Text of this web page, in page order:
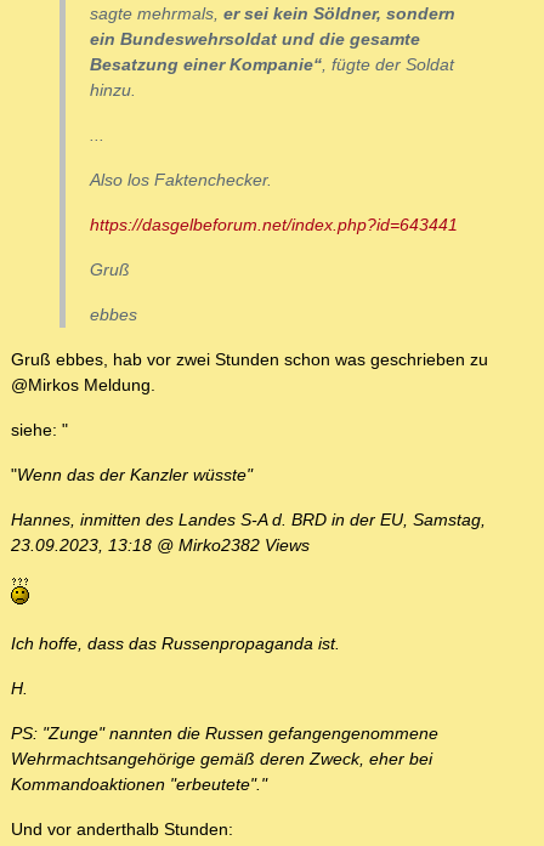
sagte mehrmals, er sei kein Söldner, sondern
ein Bundeswehrsoldat und die gesamte
Besatzung einer Kompanie“, fügte der Soldat
hinzu.
...
Also los Faktenchecker.
https://dasgelbeforum.net/index.php?id=643441
Gruß
ebbes
Gruß ebbes, hab vor zwei Stunden schon was geschrieben zu
@Mirkos Meldung.
siehe: "
"Wenn das der Kanzler wüsste"
Hannes, inmitten des Landes S-A d. BRD in der EU, Samstag,
23.09.2023, 13:18 @ Mirko2382 Views
Ich hoffe, dass das Russenpropaganda ist.
H.
PS: "Zunge" nannten die Russen gefangengenommene
Wehrmachtsangehörige gemäß deren Zweck, eher bei
Kommandoaktionen "erbeutete"."
Und vor anderthalb Stunden: